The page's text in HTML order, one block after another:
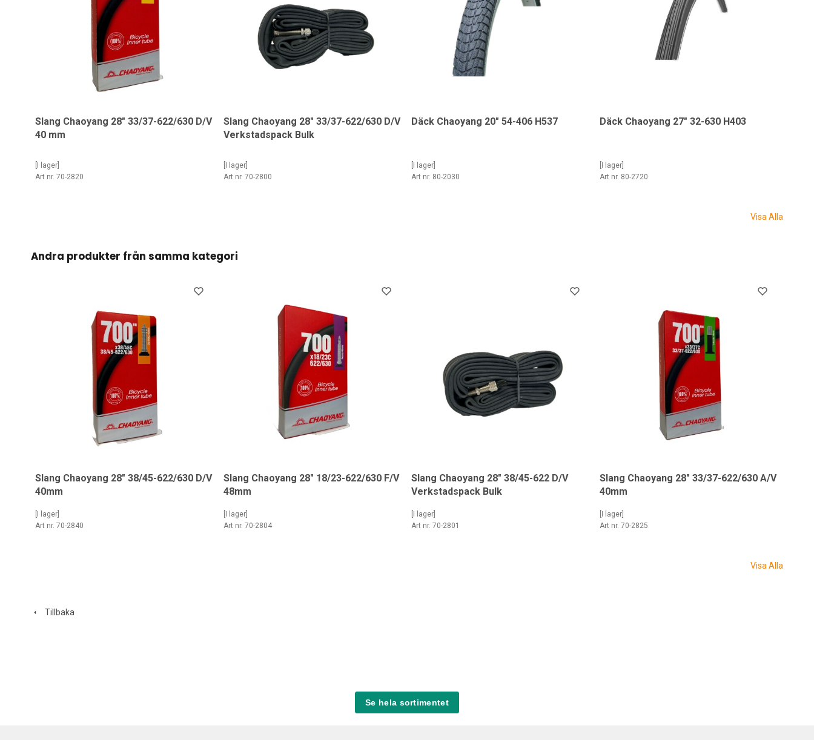
Slang Chaoyang 28" 33/37-622/630 D/V
40 mm
[I lager]
Art nr. 70-2820
Slang Chaoyang 28" 33/37-622/630 D/V
Verkstadspack Bulk
[I lager]
Art nr. 70-2800
Däck Chaoyang 20" 54-406 H537
[I lager]
Art nr. 80-2030
Däck Chaoyang 27" 32-630 H403
[I lager]
Art nr. 80-2720
Visa Alla
Andra produkter från samma kategori
Slang Chaoyang 28" 38/45-622/630 D/V
40mm
[I lager]
Art nr. 70-2840
Slang Chaoyang 28" 18/23-622/630 F/V
48mm
[I lager]
Art nr. 70-2804
Slang Chaoyang 28" 38/45-622 D/V
Verkstadspack Bulk
[I lager]
Art nr. 70-2801
Slang Chaoyang 28" 33/37-622/630 A/V
40mm
[I lager]
Art nr. 70-2825
Visa Alla
Tillbaka
Se hela sortimentet